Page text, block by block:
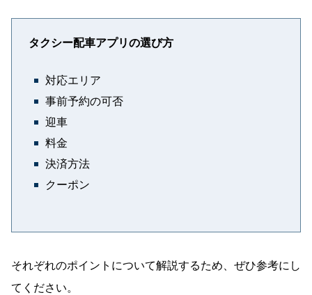
タクシー配車アプリの選び方
対応エリア
事前予約の可否
迎車
料金
決済方法
クーポン
それぞれのポイントについて解説するため、ぜひ参考にし
てください。